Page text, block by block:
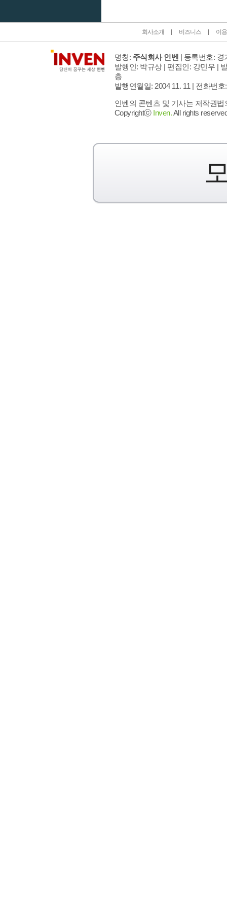
회사소개 비즈니스 이
명칭: 주식회사 인벤 | 등록번호: 경
발행인: 박규상 | 편집인: 강민우 |
층
발행연월일: 2004 11. 11 | 전화번호
인벤의 콘텐츠 및 기사는 저작권
Copyrightⓒ Inven.All rights